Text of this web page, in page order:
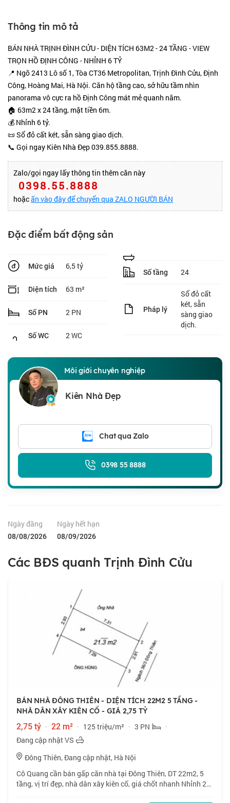
Thông tin mô tả
BÁN NHÀ TRỊNH ĐÌNH CỬU - DIỆN TÍCH 63M2 - 24 TẦNG - VIEW
TRỌN HỒ ĐỊNH CÔNG - NHỈNH 6 TỶ
📍 Ngõ 2413 Lô số 1, Tòa CT36 Metropolitan, Trịnh Đình Cửu, Định
Công, Hoàng Mai, Hà Nội. Căn hộ tầng cao, sở hữu tầm nhìn
panorama vô cực ra hồ Định Công mát mẻ quanh năm.
🏠 63m2 x 24 tầng, mặt tiền 6m.
💰 Nhỉnh 6 tỷ.
📜 Sổ đỏ cất két, sẵn sàng giao dịch.
📞 Gọi ngay Kiên Nhà Đẹp 039.855.8888.
Zalo/gọi ngay lấy thông tin thêm căn này
0398.55.8888
hoặcấn vào đây để chuyển qua ZALO NGƯỜI BÁN
Đặc điểm bất động sản
Mức giá 6,5 tỷ
Diện tích 63 m²
Số PN 2 PN
Số WC 2 WC
Số tầng 24
Pháp lý
Sổ đỏ cất
két, sẵn
sàng giao
dịch.
Môi giới chuyên nghiệp
Kiên Nhà Đẹp
Chat qua Zalo
0398 55 8888
Ngày đăng
08/08/2026
Ngày hết hạn
08/09/2026
Các BĐS quanh Trịnh Đình Cửu
BÁN NHÀ ĐÔNG THIÊN - DIỆN TÍCH 22M2 5 TẦNG -
NHÀ DÂN XÂY KIÊN CỐ - GIÁ 2,75 TỶ
2,75 tỷ · 22 m² · 125 triệu/m² · 3 PN
·
Đang cập nhật VS
Đông Thiên, Đang cập nhật, Hà Nội
Cô Quang cần bán gấp căn nhà tại Đông Thiên, DT 22m2, 5
tầng, vị trí đẹp, nhà dân xây kiên cố, giá chốt nhanh Nhỉnh 2